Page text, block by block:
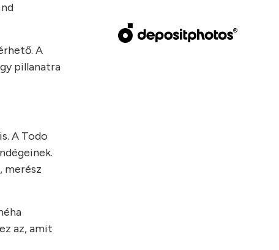
A
pillanatra
A Todo
merész
az, amit